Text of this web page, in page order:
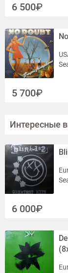
6 500
5 700
Интересные
6 000